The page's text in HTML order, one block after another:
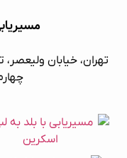
تهران، خیابان
چهارم